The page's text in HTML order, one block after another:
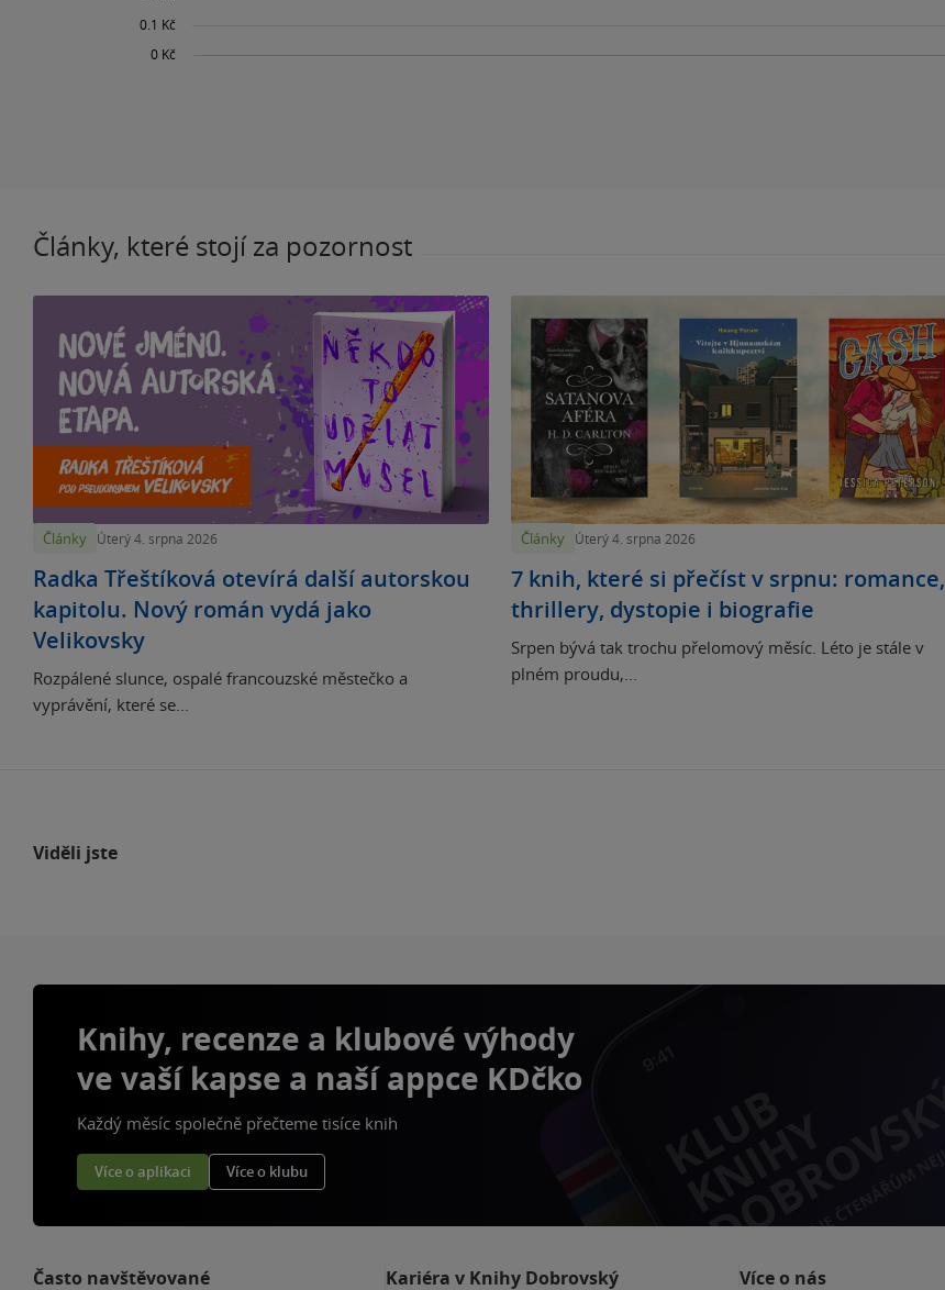
Články, které stojí za pozornost
Články Úterý 4. srpna 2026
Radka Třeštíková otevírá další autorskou
kapitolu. Nový román vydá jako
Velikovsky
Rozpálené slunce, ospalé francouzské městečko a
vyprávění, které se...
Články Úterý 4. srpna 2026
7 knih, které si přečíst v srpnu: romance,
thrillery, dystopie i biografie
Srpen bývá tak trochu přelomový měsíc. Léto je stále v
plném proudu,...
Viděli jste
Knihy, recenze a klubové výhody
ve vaší kapse a naší appce KDčko
Každý měsíc společně přečteme tisíce knih
Více o aplikaci Více o klubu
Často navštěvované Kariéra v Knihy Dobrovský Více o nás